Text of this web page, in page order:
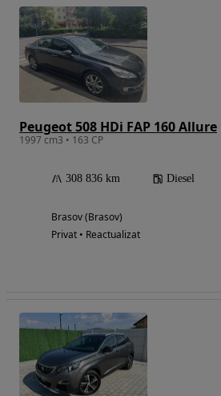
Peugeot 508 HDi FAP 160 Allure
1997 cm3 • 163 CP
308 836 km Diesel
Brasov (Brasov)
Privat • Reactualizat